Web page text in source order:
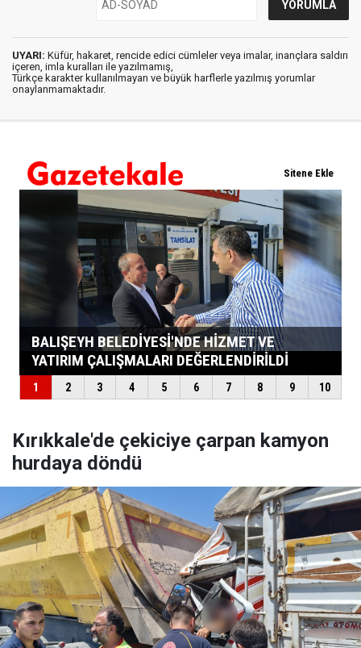
UYARI: Küfür, hakaret, rencide edici cümleler veya imalar, inançlara saldırı
içeren, imla kuralları ile yazılmamış,
Türkçe karakter kullanılmayan ve büyük harflerle yazılmış yorumlar
onaylanmamaktadır.
Kırıkkale'de çekiciye çarpan kamyon
hurdaya döndü